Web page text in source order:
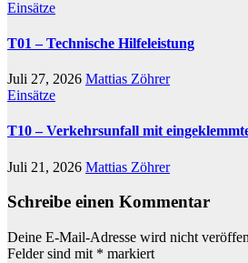
Einsätze
T01 – Technische Hilfeleistung
Juli 27, 2026 Mattias Zöhrer
Einsätze
T10 – Verkehrsunfall mit
Juli 21, 2026 Mattias Zöhrer
Schreibe einen Kommentar
Deine E-Mail-Adresse wird nicht
Felder sind mit * markiert